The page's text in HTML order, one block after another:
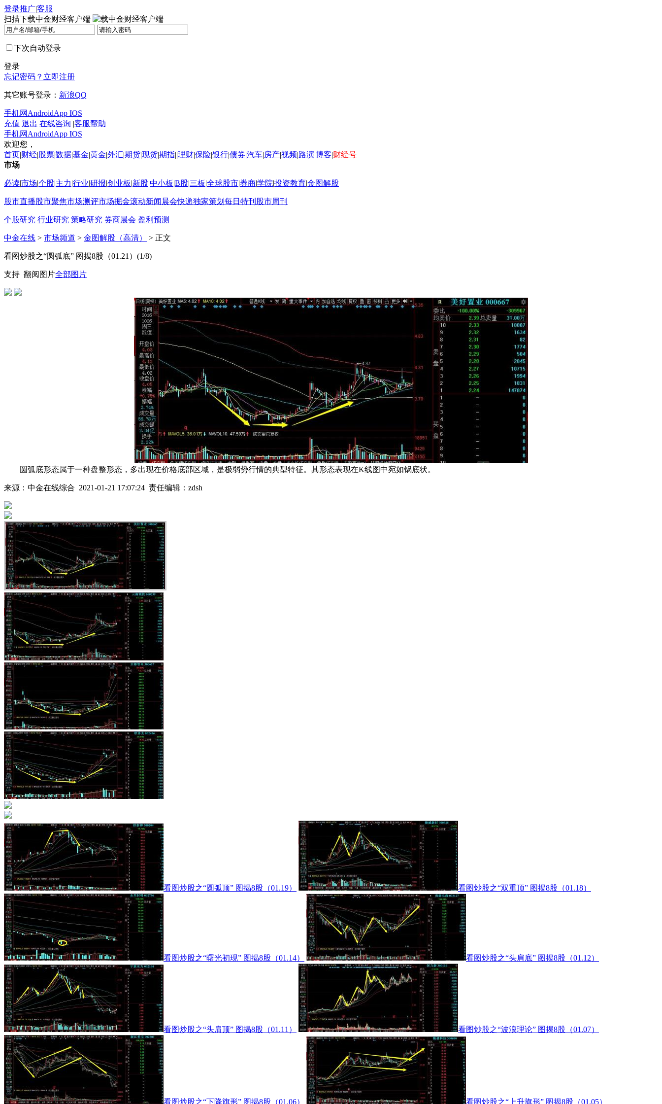
登录推广|客服
扫描下载中金财经客户端
下次自动登录
登录
忘记密码？ 立即注册
其它账号登录： 新浪QQ
手机网 AndroidApp IOS
充值 退出 在线咨询 |客服帮助
手机网 AndroidApp IOS
欢迎您，
首页|财经|股票|数据|基金|黄金|外汇|期货|现货|期指||理财|保险|银行|债券|汽车|房产|视频|路演|博客|财经号
市场
必读|市场|个股|主力|行业|研报|创业板|新股|中小板|B股|三板|全球股市|券商|学院|投资教育|金图解股
股市直播股市聚焦市场测评市场掘金滚动新闻 晨会快递独家策划 每日特刊 股市周刊
个股研究 行业研究 策略研究 券商晨会 盈利预测
中金在线 > 市场频道 > 金图解股（高清） > 正文
看图炒股之“圆弧底” 图揭8股（01.21）(1/8)
支持 翻阅图片全部图片
圆弧底形态属于一种盘整形态，多出现在价格底部区域，是极弱势行情的典型特征。其形态表现在K线图中宛如锅底状。
来源：中金在线综合 2021-01-21 17:07:24 责任编辑：zdsh
看图炒股之“圆弧顶” 图揭8股（01.19） 看图炒股之“双重顶” 图揭8股（01.18）
看图炒股之“曙光初现” 图揭8股（01.14） 看图炒股之“头肩底” 图揭8股（01.12）
看图炒股之“头肩顶” 图揭8股（01.11） 看图炒股之“波浪理论” 图揭8股（01.07）
看图炒股之“下降旗形” 图揭8股（01.06） 看图炒股之“上升旗形” 图揭8股（01.05）